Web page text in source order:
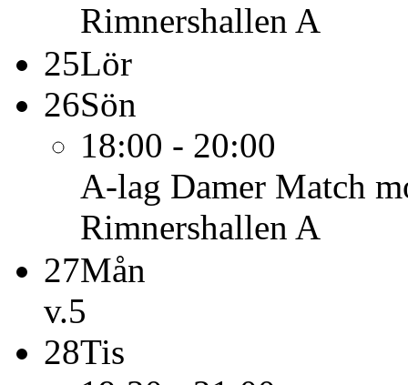
Rimnershallen A
25Lör
26Sön
18:00 - 20:00
A-lag Damer Match
Rimnershallen A
27Mån
v.5
28Tis